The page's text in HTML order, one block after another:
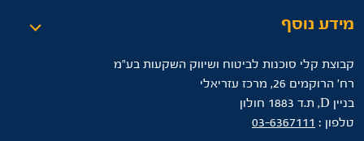
מידע נוסף
קבוצת קלי סוכנות לביטוח ושיווק השקעות בע"מ
רח’ הרוקמים 26, מרכז עזריאלי
בניין D, ת.ד 1883 חולון
טלפון : 03-6367111